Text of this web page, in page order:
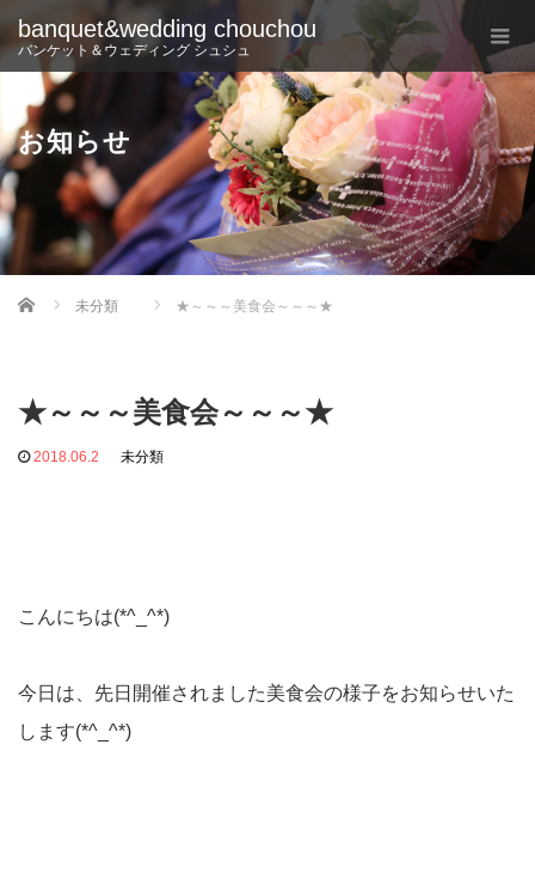
banquet&wedding chouchou
バンケット＆ウェディング シュシュ
お知らせ
Home 未分類 ★～～～美食会～～～★
★～～～美食会～～～★
2018.06.2 未分類
こんにちは(*^_^*)
今日は、先日開催されました美食会の様子をお知らせいた
します(*^_^*)